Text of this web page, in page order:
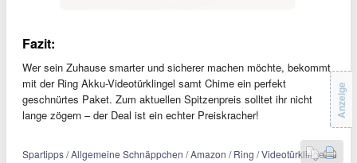
Fazit:
Wer sein Zuhause smarter und sicherer machen möchte, bekommt
mit der Ring Akku-Videotürklingel samt Chime ein perfekt
geschnürtes Paket. Zum aktuellen Spitzenpreis solltet ihr nicht
lange zögern – der Deal ist ein echter Preiskracher!
Spartipps / Allgemeine Schnäppchen / Amazon / Ring / Videotürklingel
Anzeige